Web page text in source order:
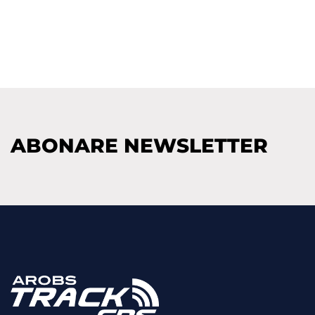
ABONARE NEWSLETTER